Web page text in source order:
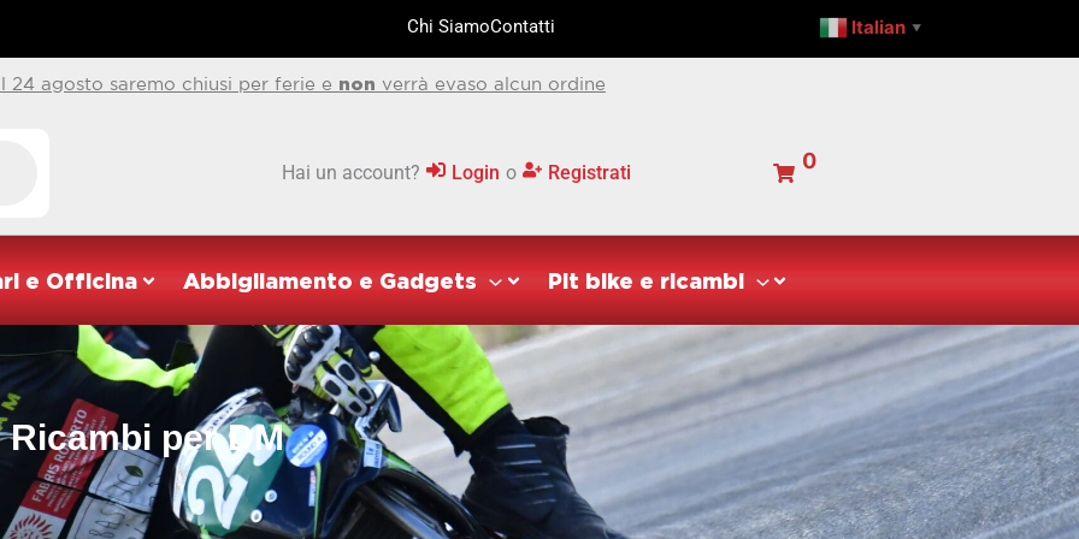
Chi SiamoContatti Italian ▼
24 agosto saremo chiusi per ferie e non verrà evaso alcun ordine
Hai un account? Login o Registrati 0
e Officina Abbigliamento e Gadgets Pit bike e ricambi
Ricambi per DM